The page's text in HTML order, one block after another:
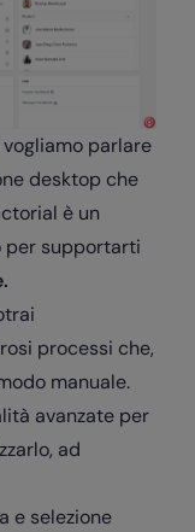
parlare
desktop che
è un
supportarti
processi che,
manuale.
avanzate per
ad
e selezione